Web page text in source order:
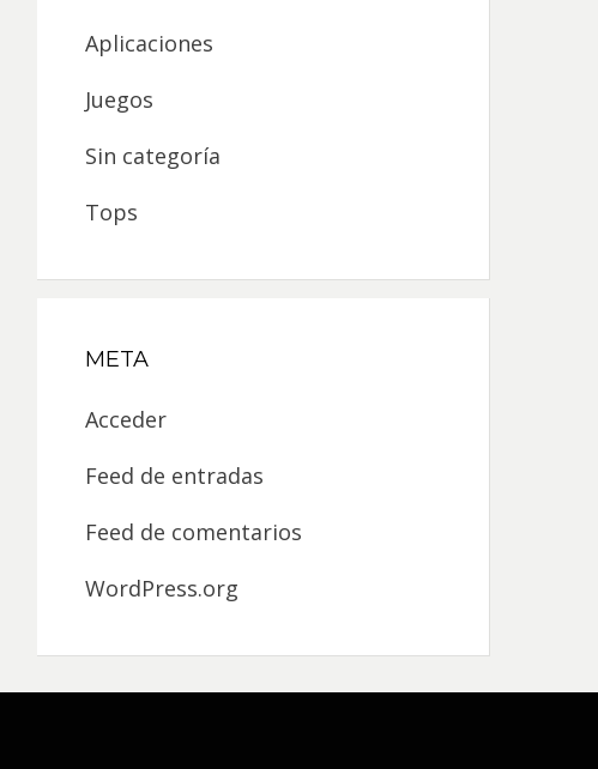
Aplicaciones
Juegos
Sin categoría
Tops
META
Acceder
Feed de entradas
Feed de comentarios
WordPress.org